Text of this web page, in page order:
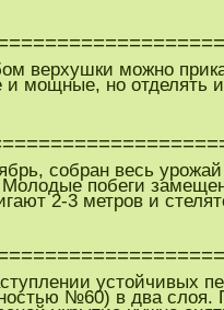
верхушки можно
и мощные, но отделять
собран весь
побеги
2-3 метров и
устойчивых
№60) в два